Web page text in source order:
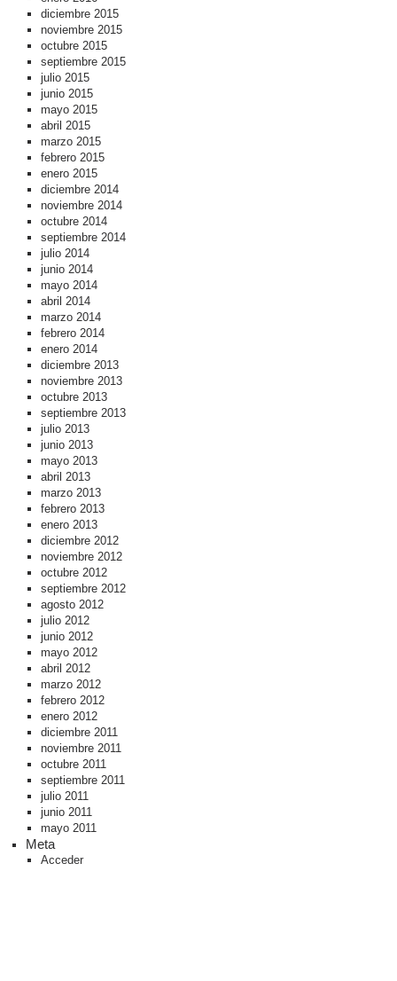
diciembre 2015
noviembre 2015
octubre 2015
septiembre 2015
julio 2015
junio 2015
mayo 2015
abril 2015
marzo 2015
febrero 2015
enero 2015
diciembre 2014
noviembre 2014
octubre 2014
septiembre 2014
julio 2014
junio 2014
mayo 2014
abril 2014
marzo 2014
febrero 2014
enero 2014
diciembre 2013
noviembre 2013
octubre 2013
septiembre 2013
julio 2013
junio 2013
mayo 2013
abril 2013
marzo 2013
febrero 2013
enero 2013
diciembre 2012
noviembre 2012
octubre 2012
septiembre 2012
agosto 2012
julio 2012
junio 2012
mayo 2012
abril 2012
marzo 2012
febrero 2012
enero 2012
diciembre 2011
noviembre 2011
octubre 2011
septiembre 2011
julio 2011
junio 2011
mayo 2011
Meta
Acceder